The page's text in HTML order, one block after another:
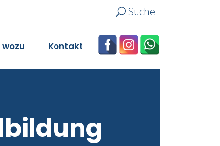
Suche
Kontakt